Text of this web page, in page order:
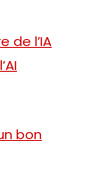
de l’IA
bon